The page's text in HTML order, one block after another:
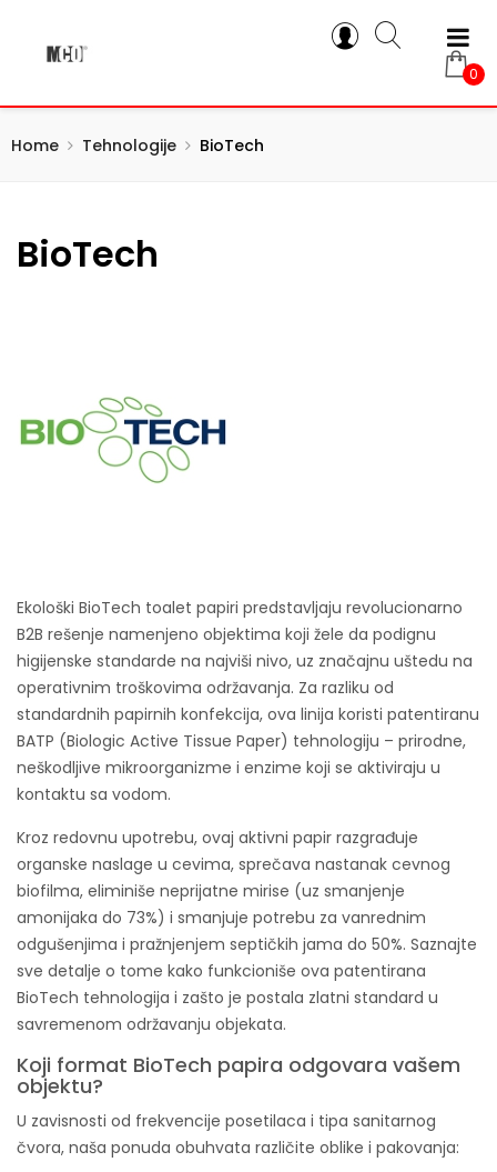
0
Home Tehnologije BioTech
BioTech
Ekološki BioTech toalet papiri predstavljaju revolucionarno
B2B rešenje namenjeno objektima koji žele da podignu
higijenske standarde na najviši nivo, uz značajnu uštedu na
operativnim troškovima održavanja. Za razliku od
standardnih papirnih konfekcija, ova linija koristi patentiranu
BATP (Biologic Active Tissue Paper) tehnologiju – prirodne,
neškodljive mikroorganizme i enzime koji se aktiviraju u
kontaktu sa vodom.
Kroz redovnu upotrebu, ovaj aktivni papir razgrađuje
organske naslage u cevima, sprečava nastanak cevnog
biofilma, eliminiše neprijatne mirise (uz smanjenje
amonijaka do 73%) i smanjuje potrebu za vanrednim
odgušenjima i pražnjenjem septičkih jama do 50%. Saznajte
sve detalje o tome kako funkcioniše ova patentirana
BioTech tehnologija i zašto je postala zlatni standard u
savremenom održavanju objekata.
Koji format BioTech papira odgovara vašem
objektu?
U zavisnosti od frekvencije posetilaca i tipa sanitarnog
čvora, naša ponuda obuhvata različite oblike i pakovanja: